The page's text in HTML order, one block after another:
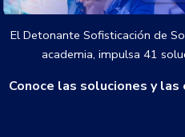
El Detonante Sofisticación de
academia, impulsa 41
Conoce las soluciones y